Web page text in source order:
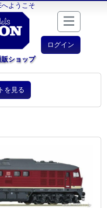
ようこそ
ログイン
ショップ
を見る